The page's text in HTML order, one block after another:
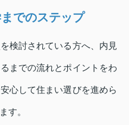
でのステップ
検討されている方へ、内見
までの流れとポイントをわ
心して住まい選びを進めら
す。